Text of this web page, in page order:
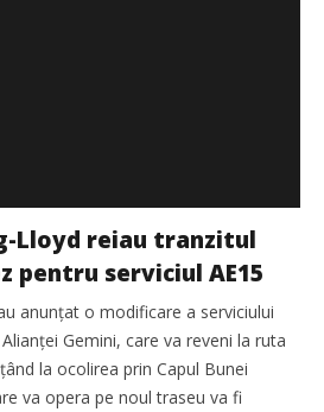
Lloyd reiau tranzitul
pentru serviciul AE15
anunțat o modificare a serviciului
Gemini, care va reveni la ruta
la ocolirea prin Capul Bunei
va opera pe noul traseu va fi